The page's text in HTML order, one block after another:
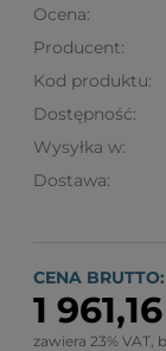
Ocena:
Producent:
Kod produktu:
Dostępność:
Wysyłka w:
Dostawa:
Cena nie
CENA BRUTTO:
1
zawiera 23% VAT,